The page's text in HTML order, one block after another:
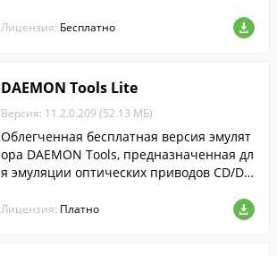
порты большинства городов мира.
Лицензия: Бесплатно
DAEMON Tools Lite
Версия: 11.2.0.209 (52.13 МБ)
Облегченная бесплатная версия эмулят
ора DAEMON Tools, предназначенная дл
я эмуляции оптических приводов CD/DV
Лицензия: Платно